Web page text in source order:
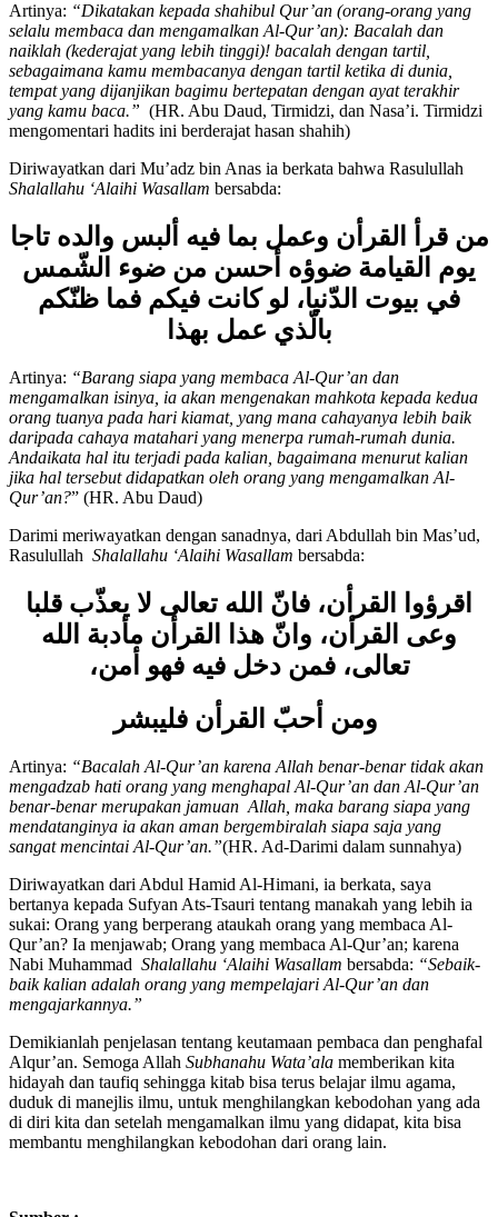
Artinya:“Dikatakan kepada shahibul Qur’an (orang-orang yang
selalu membaca dan mengamalkan Al-Qur’an): Bacalah dan
naiklah (kederajat yang lebih tinggi)! bacalah dengan tartil,
sebagaimana kamu membacanya dengan tartil ketika di dunia,
tempat yang dijanjikan bagimu bertepatan dengan ayat terakhir
yang kamu baca.”(HR. Abu Daud, Tirmidzi, dan Nasa’i. Tirmidzi
Diriwayatkan dari Mu’adz bin Anas ia berkata bahwa Rasulullah
من قرأ القرأن وعمل بما فيه ألبس والده تاجا
يوم القيامة ضوؤه أحسن من ضوء الشّمس
في بيوت الدّنيا، لو كانت فيكم فما ظنّكم
بالّذي عمل بهذا
Artinya:“Barang siapa yang membaca Al-Qur’an dan
mengamalkan isinya, ia akan mengenakan mahkota kepada kedua
orang tuanya pada hari kiamat, yang mana cahayanya lebih baik
daripada cahaya matahari yang menerpa rumah-rumah dunia.
Andaikata hal itu terjadi pada kalian, bagaimana menurut kalian
jika hal tersebut didapatkan oleh orang yang mengamalkan Al-
Darimi meriwayatkan dengan sanadnya, dari Abdullah bin Mas’ud,
اقرؤوا القرأن، فانّ الله تعالى لا يعذّب قلبا
وعى القرأن، وانّ هذا القرأن مأدبة الله
تعالى، فمن دخل فيه فهو أمن،
Artinya:“Bacalah Al-Qur’an karena Allah benar-benar tidak akan
mengadzab hati orang yang menghapal Al-Qur’an dan Al-Qur’an
benar-benar merupakan jamuan Allah, maka barang siapa yang
mendatanginya ia akan aman bergembiralah siapa saja yang
Diriwayatkan dari Abdul Hamid Al-Himani, ia berkata, saya
bertanya kepada Sufyan Ats-Tsauri tentang manakah yang lebih ia
sukai: Orang yang berperang ataukah orang yang membaca Al-
Qur’an? Ia menjawab; Orang yang membaca Al-Qur’an; karena
Nabi Muhammad Shalallahu ‘Alaihi Wasallambersabda:“Sebaik-
baik kalian adalah orang yang mempelajari Al-Qur
Demikianlah penjelasan tentang keutamaan pembaca dan penghafal
Alqur’an. Semoga AllahSubhanahu Wata’alamemberikan kita
hidayah dan taufiq sehingga kitab bisa terus belajar ilmu agama,
duduk di manejlis ilmu, untuk menghilangkan kebodohan yang ada
di diri kita dan setelah mengamalkan ilmu yang didapat, kita bisa